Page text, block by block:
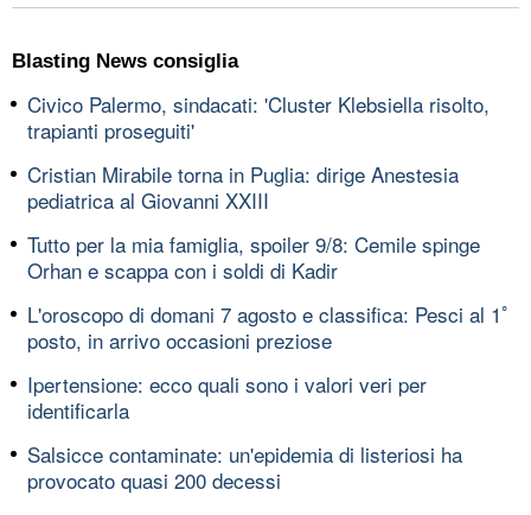
Blasting News consiglia
Civico Palermo, sindacati: 'Cluster Klebsiella risolto,
trapianti proseguiti'
Cristian Mirabile torna in Puglia: dirige Anestesia
pediatrica al Giovanni XXIII
Tutto per la mia famiglia, spoiler 9/8: Cemile spinge
Orhan e scappa con i soldi di Kadir
L'oroscopo di domani 7 agosto e classifica: Pesci al 1ﾟ
posto, in arrivo occasioni preziose
Ipertensione: ecco quali sono i valori veri per
identificarla
Salsicce contaminate: un'epidemia di listeriosi ha
provocato quasi 200 decessi